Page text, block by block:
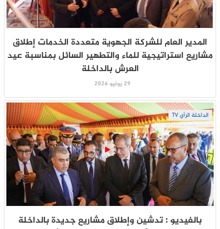
المدير العام للشركة الجهوية متعددة الخدمات إطلاق
مشاريع استراتيجية للماء والتطهير السائل بمناسبة عيد
العرش بالداخلة
29 يوليو 2026
الداخلة الرأي TV
بالفيديو : تدشين وإطلاق مشاريع جديدة بالداخلة